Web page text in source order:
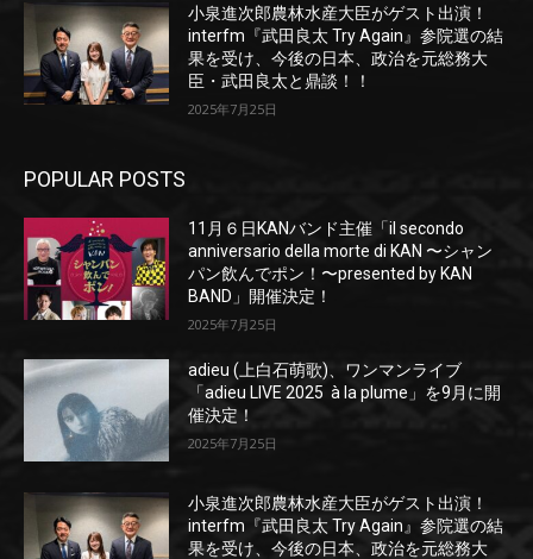
小泉進次郎農林水産大臣がゲスト出演！
interfm『武田良太 Try Again』参院選の結
果を受け、今後の日本、政治を元総務大
臣・武田良太と鼎談！！
2025年7月25日
POPULAR POSTS
11月６日KANバンド主催「il secondo
anniversario della morte di KAN 〜シャン
パン飲んでポン！〜presented by KAN
BAND」開催決定！
2025年7月25日
adieu (上白石萌歌)、ワンマンライブ
「adieu LIVE 2025 à la plume」を9月に開
催決定！
2025年7月25日
小泉進次郎農林水産大臣がゲスト出演！
interfm『武田良太 Try Again』参院選の結
果を受け、今後の日本、政治を元総務大